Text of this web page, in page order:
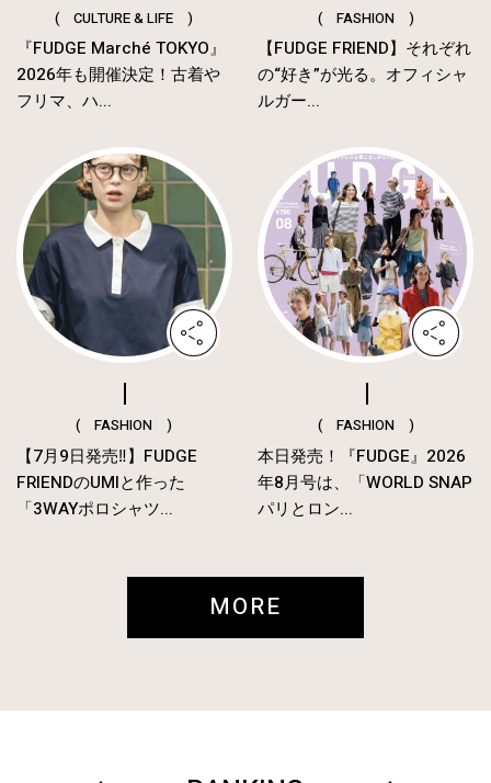
( CULTURE & LIFE )
『FUDGE Marché TOKYO』
2026年も開催決定！古着や
フリマ、ハ...
( FASHION )
【FUDGE FRIEND】それぞれ
の“好き”が光る。オフィシャ
ルガー...
( FASHION )
【7月9日発売‼︎】FUDGE
FRIENDのUMIと作った
「3WAYポロシャツ...
( FASHION )
本日発売！『FUDGE』2026
年8月号は、「WORLD SNAP
パリとロン...
MORE